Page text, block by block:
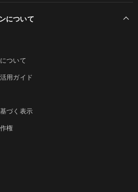
について
ついて
用ガイド
づく表示
権